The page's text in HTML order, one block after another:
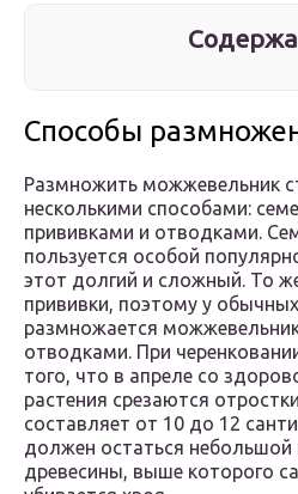
Способы
Размножить можжевельник
несколькими способами:
прививками и отводками.
пользуется особой
этот долгий и сложный. То
прививки, поэтому у
размножается
отводками. При
того, что в апреле со
растения срезаются
составляет от 10 до 12
должен остаться небольшой
древесины, выше которого